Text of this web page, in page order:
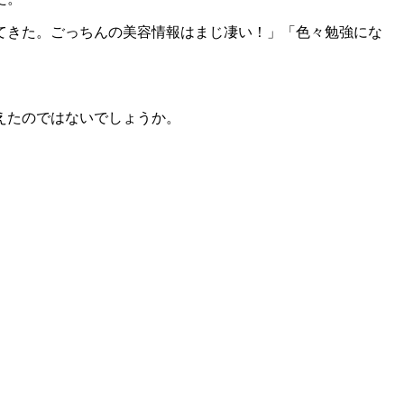
た。ごっちんの美容情報はまじ凄い！」「色々勉強にな
のではないでしょうか。